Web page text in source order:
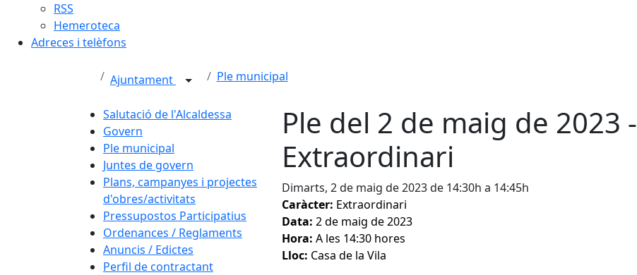
RSS
Hemeroteca
Adreces i telèfons
Ajuntament Ple municipal
Salutació de l'Alcaldessa
Govern
Ple municipal
Juntes de govern
Plans, campanyes i projectes
d'obres/activitats
Pressupostos Participatius
Ordenances / Reglaments
Anuncis / Edictes
Perfil de contractant
Ple del 2 de maig de 2023 -
Extraordinari
Dimarts, 2 de maig de 2023 de 14:30h a 14:45h
Caràcter: Extraordinari
Data: 2 de maig de 2023
Hora: A les 14:30 hores
Lloc: Casa de la Vila